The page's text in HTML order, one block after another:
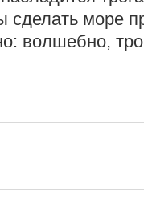
море
волшебно,